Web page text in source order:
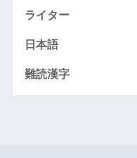
ライター
日本語
難読漢字